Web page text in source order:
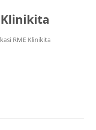
RME Klinikita